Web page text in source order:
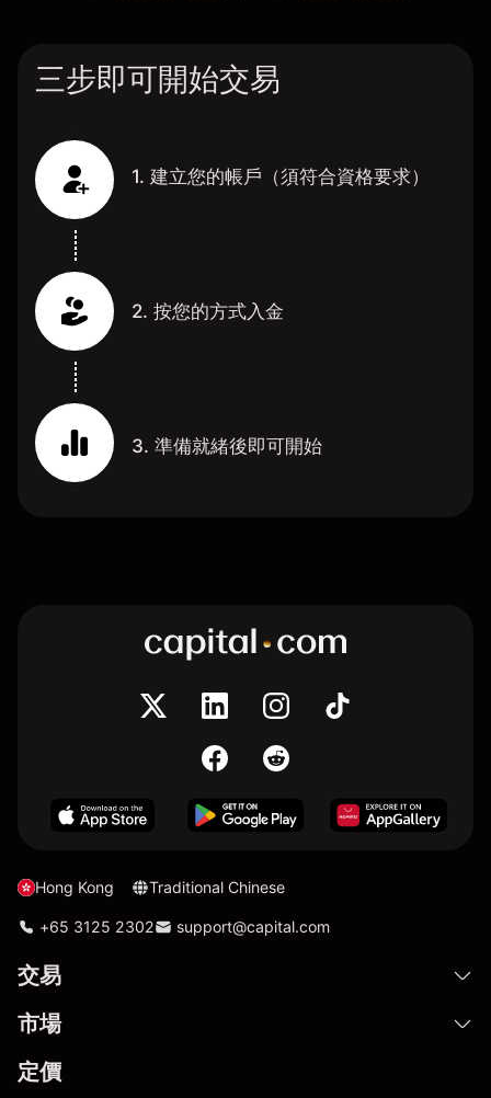
三步即可開始交易
1. 建立您的帳戶（須符合資格要求）
2. 按您的方式入金
3. 準備就緒後即可開始
Hong Kong Traditional Chinese
+65 3125 2302 support@capital.com
交易
市場
定價